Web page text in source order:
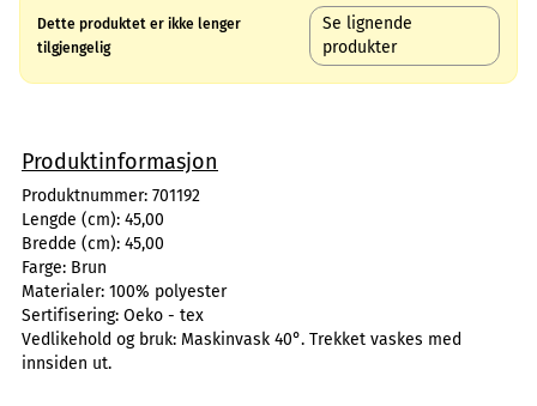
Dette produktet er ikke lenger
tilgjengelig
Se lignende
produkter
Produktinformasjon
Produktnummer: 701192
Lengde (cm): 45,00
Bredde (cm): 45,00
Farge: Brun
Materialer: 100% polyester
Sertifisering: Oeko - tex
Vedlikehold og bruk: Maskinvask 40°. Trekket vaskes med
innsiden ut.